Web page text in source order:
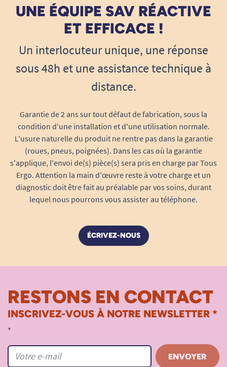
UNE ÉQUIPE SAV RÉACTIVE
ET EFFICACE !
Un interlocuteur unique, une réponse
sous 48h et une assistance technique à
distance.
Garantie de 2 ans sur tout défaut de fabrication, sous la
condition d'une installation et d'une utilisation normale.
L'usure naturelle du produit ne rentre pas dans la garantie
(roues, pneus, poignées). Dans les cas où la garantie
s'applique, l'envoi de(s) pièce(s) sera pris en charge par Tous
Ergo. Attention la main d'œuvre reste à votre charge et un
diagnostic doit être fait au préalable par vos soins, durant
lequel nous pourrons vous assister au téléphone.
ÉCRIVEZ-NOUS
RESTONS EN CONTACT
INSCRIVEZ-VOUS À NOTRE NEWSLETTER *
*